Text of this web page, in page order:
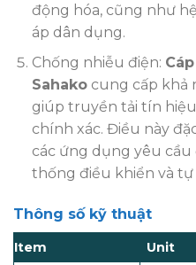
động hóa, cũng như
áp dân dụng.
Chống nhiễu điện:
Sahakocung cấp khả
giúp truyền tải tín
chính xác. Điều này
các ứng dụng yêu cầu
thống điều khiển và tự
Thông số kỹ thuật
Item Unit